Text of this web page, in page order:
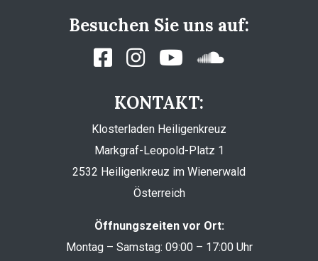
Besuchen Sie uns auf:
KONTAKT:
Klosterladen Heiligenkreuz
Markgraf-Leopold-Platz 1
2532 Heiligenkreuz im Wienerwald
Österreich
Öffnungszeiten vor Ort:
Montag – Samstag: 09:00 – 17:00 Uhr